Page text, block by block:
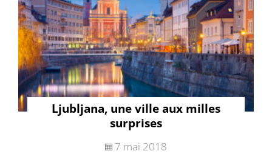
Ljubljana, une ville aux milles
surprises
7 mai 2018